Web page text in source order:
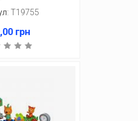
: Т19755
грн